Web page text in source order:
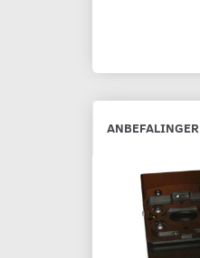
ANBEFALINGER